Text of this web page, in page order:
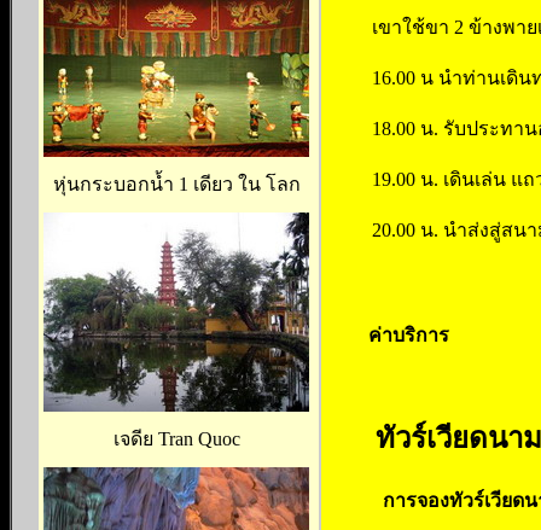
หุ่นกระบอกน้ำ 1 เดียว ใน โลก
เจดีย Tran Quoc
เขาใช้ขา 2 ข้างพา
16.00 น นำท่านเดิ
18.00 น. รับประทา
19.00 น. เดินเล่น แ
20.00 น. นำส่งสู่สน
ค่าบริการ
ทัวร์เวียดนา
การจองทัวร์เวียดน